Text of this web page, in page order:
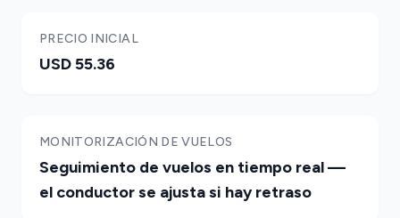
PRECIO INICIAL
USD 55.36
MONITORIZACIÓN DE VUELOS
Seguimiento de vuelos en tiempo real —
el conductor se ajusta si hay retraso